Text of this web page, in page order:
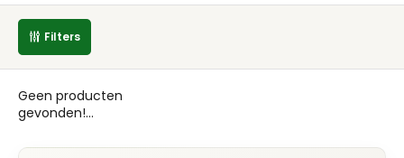
Filters
Geen producten
gevonden!...